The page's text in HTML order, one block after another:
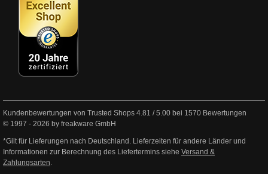
Kundenbewertungen von Trusted Shops 4.81 /5.00 bei 1570 Bewertungen
© 1997 - 2026 by freakware GmbH
*Gilt für Lieferungen nach Deutschland. Lieferzeiten für andere Länder und
Informationen zur Berechnung des Liefertermins siehe Versand &
Zahlungsarten.